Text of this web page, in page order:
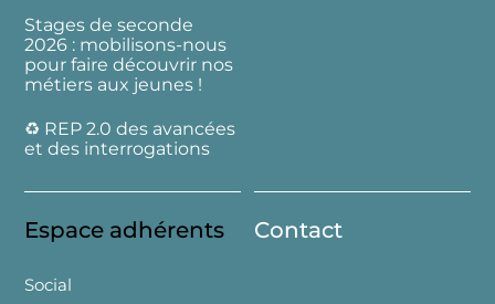
Stages de seconde
2026 : mobilisons-nous
pour faire découvrir nos
métiers aux jeunes !
♻️ REP 2.0 des avancées
et des interrogations
Espace adhérents
Social
Contact